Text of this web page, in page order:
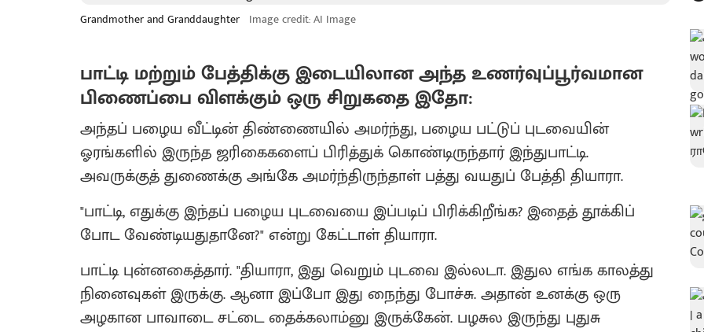
Grandmother and Granddaughter Image credit: AI Image
பாட்டி மற்றும் பேத்திக்கு இடையிலான அந்த உணர்வுப்பூர்வமான
பிணைப்பை விளக்கும் ஒரு சிறுகதை இதோ:
அந்தப் பழைய வீட்டின் திண்ணையில் அமர்ந்து, பழைய பட்டுப் புடவையின்
ஓரங்களில் இருந்த ஜரிகைகளைப் பிரித்துக் கொண்டிருந்தார் இந்துபாட்டி.
அவருக்குத் துணைக்கு அங்கே அமர்ந்திருந்தாள் பத்து வயதுப் பேத்தி தியாரா.
​"பாட்டி, எதுக்கு இந்தப் பழைய புடவையை இப்படிப் பிரிக்கிறீங்க? இதைத் தூக்கிப்
போட வேண்டியதுதானே?" என்று கேட்டாள் தியாரா.
பாட்டி புன்னகைத்தார். "தியாரா, இது வெறும் புடவை இல்லடா. இதுல எங்க காலத்து
நினைவுகள் இருக்கு. ஆனா இப்போ இது நைந்து போச்சு. அதான் உனக்கு ஒரு
அழகான பாவாடை சட்டை தைக்கலாம்னு இருக்கேன். பழசுல இருந்து புதுசு